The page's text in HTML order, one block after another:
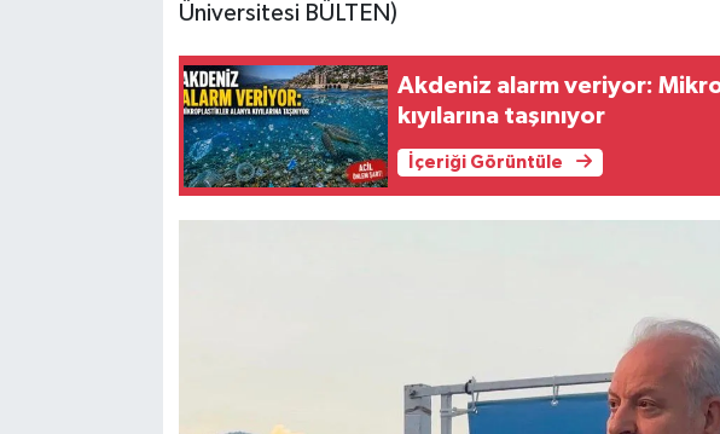
Üniversitesi BÜLTEN)
Akdeniz alarm veriyor:
kıyılarına taşınıyor
İçeriği Görüntüle